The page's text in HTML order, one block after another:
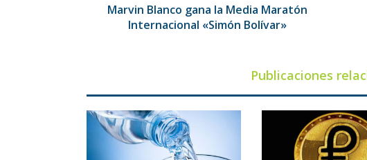
Marvin Blanco gana la Media Maratón
Internacional «Simón Bolívar»
Publicaciones